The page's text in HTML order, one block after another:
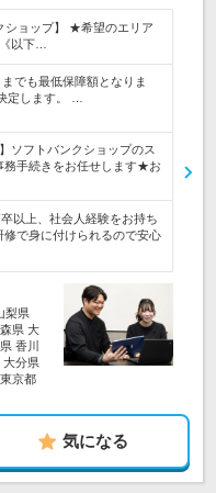
ショップ】 ★希望のエリア
以下…
でも最低保障額となりま
定します。 …
ソフトバンクショップのス
務手続きをお任せします★お
以上、社会人経験をお持ち
で身に付けられるので安心
梨県
県 大
香川
大分県
京都
気になる